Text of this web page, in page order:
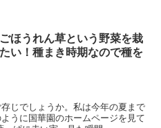
ほうれん草という野菜を栽
い！種まき時期なので種を
じでしょうか。私は今年の夏まで
うに国華園のホームページを見て